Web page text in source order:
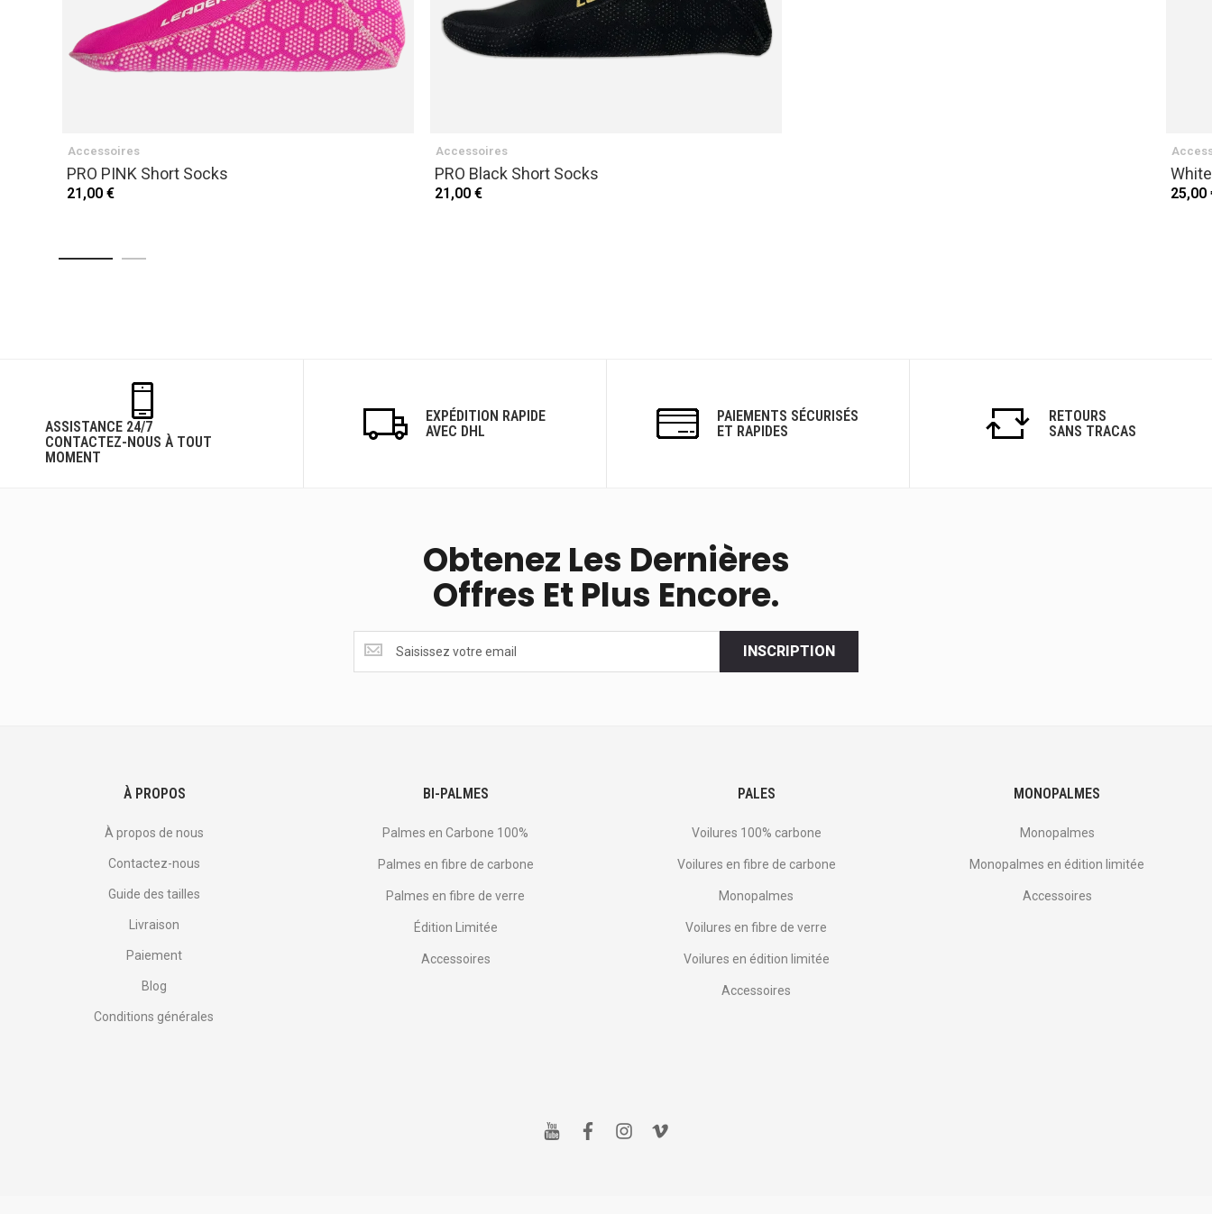
Accessoires
PRO PINK Short Socks
21,00 €
Accessoires
PRO Black Short Socks
21,00 € 25,00
ASSISTANCE 24/7
CONTACTEZ-NOUS À TOUT
MOMENT
EXPÉDITION RAPIDE
AVEC DHL
PAIEMENTS SÉCURISÉS
ET RAPIDES
RETOURS
SANS TRACAS
Obtenez Les Dernières
Offres Et Plus Encore.
les
dernières
INSCRIPTION
À PROPOS
À propos de nous
Contactez-nous
Guide des tailles
Livraison
Paiement
Blog
Conditions générales
BI-PALMES
Palmes en Carbone 100%
Palmes en fibre de carbone
Palmes en fibre de verre
Édition Limitée
Accessoires
PALES
Voilures 100% carbone
Voilures en fibre de carbone
Monopalmes
Voilures en fibre de verre
Voilures en édition limitée
Accessoires
MONOPALMES
Monopalmes
Monopalmes en édition limitée
Accessoires
y f i v